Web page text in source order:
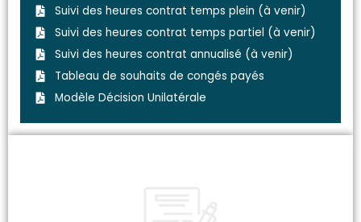
Suivi des heures contrat temps plein (à venir)
Suivi des heures contrat temps partiel (à venir)
Suivi des heures contrat annualisé (à venir)
Tableau de souhaits de congés payés
Modèle Décision Unilatérale